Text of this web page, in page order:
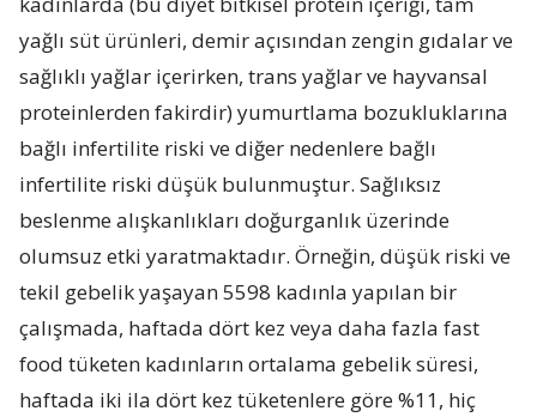
yağlı süt ürünleri, demir açısından zengin gıdalar ve
sağlıklı yağlar içerirken, trans yağlar ve hayvansal
proteinlerden fakirdir) yumurtlama bozukluklarına
bağlı infertilite riski ve diğer nedenlere bağlı
infertilite riski düşük bulunmuştur. Sağlıksız
beslenme alışkanlıkları doğurganlık üzerinde
olumsuz etki yaratmaktadır. Örneğin, düşük riski ve
tekil gebelik yaşayan 5598 kadınla yapılan bir
çalışmada, haftada dört kez veya daha fazla fast
food tüketen kadınların ortalama gebelik süresi,
haftada iki ila dört kez tüketenlere göre %11, hiç